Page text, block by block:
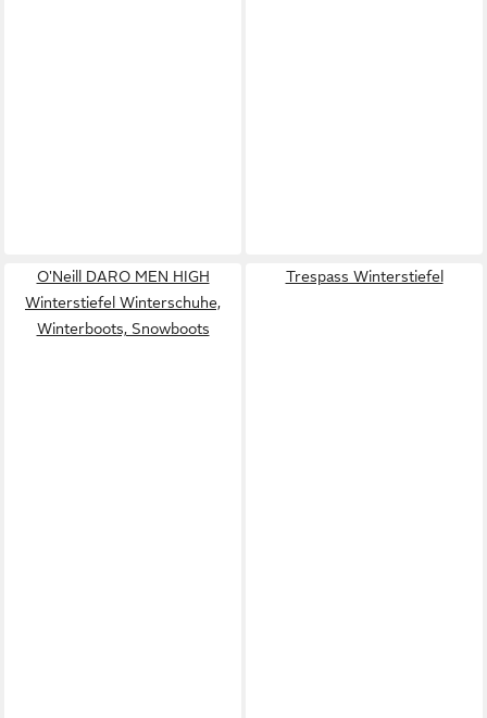
O'Neill DARO MEN HIGH
Winterstiefel Winterschuhe,
Winterboots, Snowboots
Trespass Winterstiefel